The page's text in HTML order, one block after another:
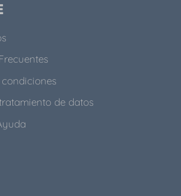
de datos